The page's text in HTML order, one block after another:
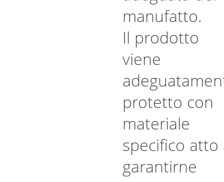
manufatto.
Il prodotto
viene
protetto con
materiale
specifico atto
garantirne